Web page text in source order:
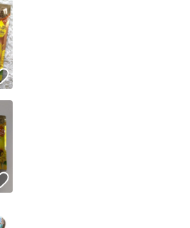
フリマの取引を完了させた実績があります
マサービスでの取引実績があります
ているものではありません
で24時間以内＆設定した発送日数内に発送してい
ジへ
いいね！